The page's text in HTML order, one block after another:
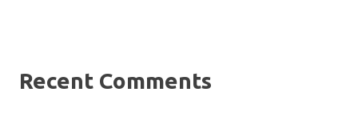
Recent Comments